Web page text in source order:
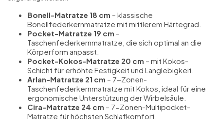
Bonell-Matratze 18 cm – klassische
Bonellfederkernmatratze mit mittlerem Härtegrad.
Pocket-Matratze 19 cm –
Taschenfederkernmatratze, die sich optimal an die
Körperform anpasst.
Pocket-Kokos-Matratze 20 cm – mit Kokos-
Schicht für erhöhte Festigkeit und Langlebigkeit.
Arlan-Matratze 21 cm – 7-Zonen-
Taschenfederkernmatratze mit Kokos, ideal für eine
ergonomische Unterstützung der Wirbelsäule.
Cira-Matratze 24 cm – 7-Zonen-Multipocket-
Matratze für höchsten Schlafkomfort.